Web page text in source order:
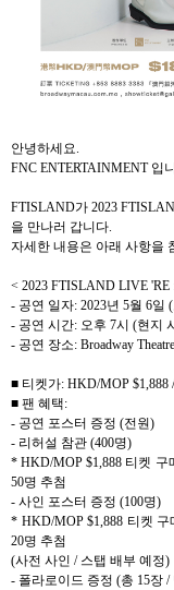
안녕하세요.
FNC ENTERTAINMENT 입
FTISLAND가2023
을 만나러 갑니다.
자세한 내용은 아래 사항을
< 2023 FTISLAND LIVE
- 공연 일자: 2023년 5월 6일 (
- 공연 시간: 오후 7시 (현지
- 공연 장소: Broadway
■ 티켓가: HKD/MOP $1,888
■ 팬 혜택:
- 공연 포스터 증정 (전원)
- 리허설 참관 (400명)
* HKD/MOP $1,888 티켓 구
50명 추첨
- 사인 포스터 증정 (100명)
* HKD/MOP $1,888 티켓 구
20명 추첨
(사전 사인 / 스탭 배부 예정)
- 폴라로이드 증정 (총 15장 /